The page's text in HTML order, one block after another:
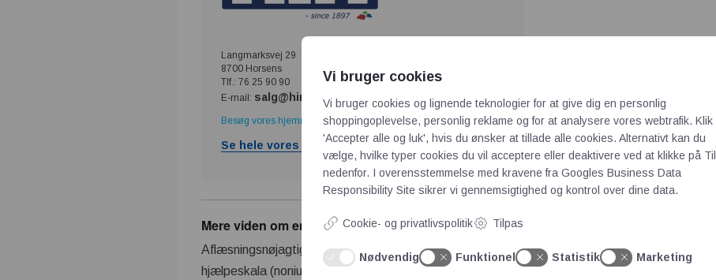
Langmarksvej 29
8700 Horsens
Tlf.: 76 25 90 90
E-mail: salg@hin.dk
Besøg vores hjemmeside
Se hele vores produktprogram og profil her
Mere viden om en Skydelære:
Aflæsningsnøjagtigheden er forbedret ved, at der på den forskydelige kæbe er lavet en 1/10,
hjælpeskala (nonius), hvor man kan få en aflæsning i henholdsvis 0,1 - 0,05 eller 0,02 mm.
Vi bruger cookies
Vi bruger cookies og lignende teknologier for at give dig en personlig
shoppingoplevelse, personlig reklame og for at analysere vores webtrafik. Klik
'Accepter alle og luk', hvis du ønsker at tillade alle cookies. Alternativt kan du
vælge, hvilke typer cookies du vil acceptere eller deaktivere ved at klikke på
nedenfor. I overensstemmelse med kravene fra Googles Business Data
Responsibility Site sikrer vi gennemsigtighed og kontrol over dine data.
Cookie- og privatlivspolitik Tilpas
Nødvendig Funktionel Statistik Marketing